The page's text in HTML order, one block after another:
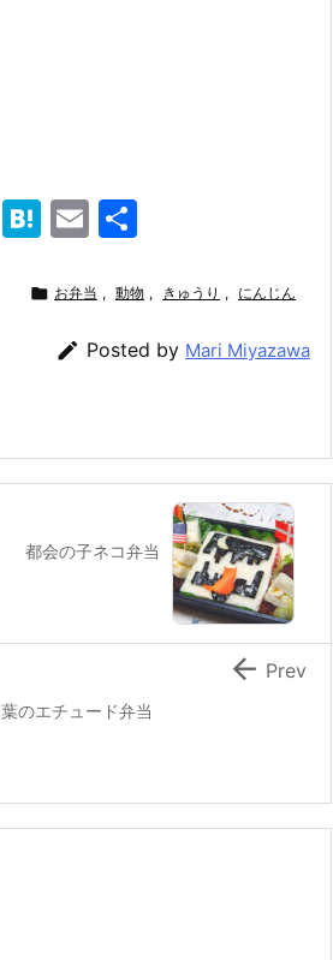
Pi H
e
a
E
ai
l
 お弁当 , 動物 , きゅうり , にんじん
 Posted by Mari Miyazawa
都会の子ネコ弁当
のエチュード弁当
 Prev